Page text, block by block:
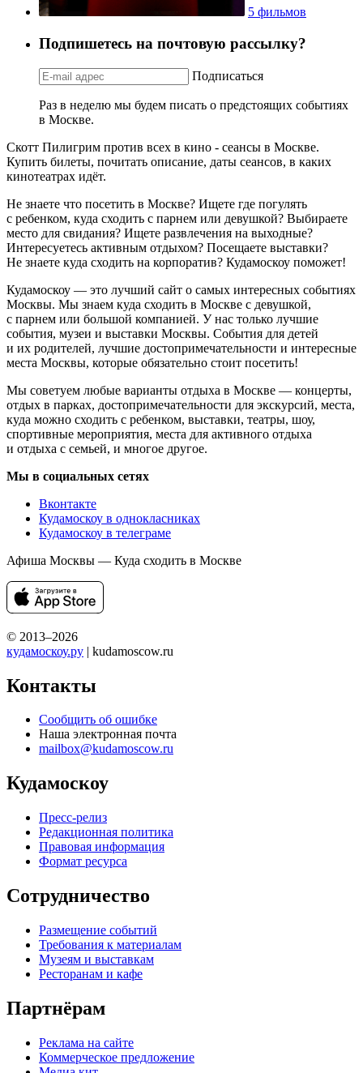
5 фильмов
Подпишетесь на почтовую рассылку?
Подписаться
Раз в неделю мы будем писать о предстоящих событиях
в Москве.
Скотт Пилигрим против всех в кино - сеансы в Москве.
Купить билеты, почитать описание, даты сеансов, в каких
кинотеатрах идёт.
Не знаете что посетить в Москве? Ищете где погулять
с ребенком, куда сходить с парнем или девушкой? Выбираете
место для свидания? Ищете развлечения на выходные?
Интересуетесь активным отдыхом? Посещаете выставки?
Не знаете куда сходить на корпоратив? Кудамоскоу поможет!
Кудамоскоу — это лучший сайт о самых интересных событиях
Москвы. Мы знаем куда сходить в Москве с девушкой,
с парнем или большой компанией. У нас только лучшие
события, музеи и выставки Москвы. События для детей
и их родителей, лучшие достопримечательности и интересные
места Москвы, которые обязательно стоит посетить!
Мы советуем любые варианты отдыха в Москве — концерты,
отдых в парках, достопримечательности для экскурсий, места,
куда можно сходить с ребенком, выставки, театры, шоу,
спортивные мероприятия, места для активного отдыха
и отдыха с семьей, и многое другое.
Мы в социальных сетях
Вконтакте
Кудамоскоу в однокласниках
Кудамоскоу в телеграме
Афиша Москвы — Куда сходить в Москве
© 2013–2026
кудамоскоу.ру | kudamoscow.ru
Контакты
Сообщить об ошибке
Наша электронная почта
mailbox@kudamoscow.ru
Кудамоскоу
Пресс-релиз
Редакционная политика
Правовая информация
Формат ресурса
Сотрудничество
Размещение событий
Требования к материалам
Музеям и выставкам
Ресторанам и кафе
Партнёрам
Реклама на сайте
Коммерческое предложение